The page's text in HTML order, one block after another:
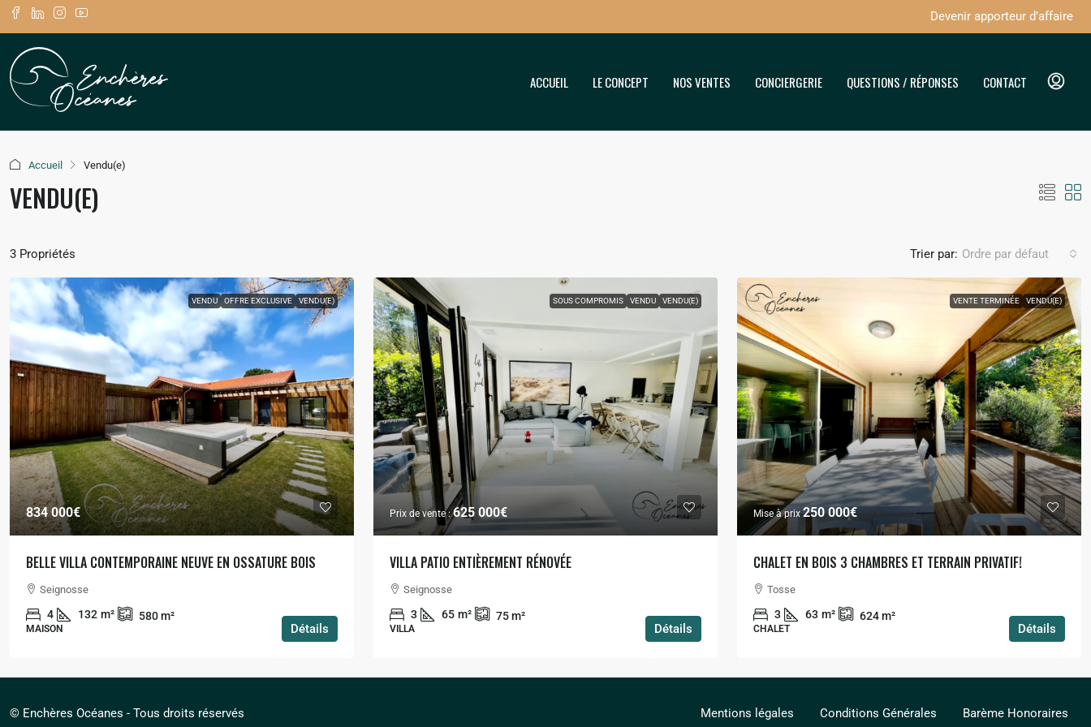
Devenir apporteur d’affaire
ACCUEIL LE CONCEPT NOS VENTES CONCIERGERIE QUESTIONS / RÉPONSES CONTACT
Accueil Vendu(e)
VENDU(E)
3 Propriétés Trier par: Ordre par défaut
VENDU OFFRE EXCLUSIVE VENDU(E)
834 000€
BELLE VILLA CONTEMPORAINE NEUVE EN OSSATURE BOIS
Seignosse
4 132 m² 580m²
MAISON Détails
SOUS COMPROMIS VENDU VENDU(E)
Prix de vente :625 000€
VILLA PATIO ENTIÈREMENT RÉNOVÉE
Seignosse
3 65 m² 75m²
VILLA Détails
VENTE TERMINÉE VENDU(E)
Mise à prix250 000€
CHALET EN BOIS 3 CHAMBRES ET TERRAIN PRIVATIF!
Tosse
3 63 m² 624m²
CHALET Détails
© Enchères Océanes - Tous droits réservés Mentions légales Conditions Générales Barème Honoraires